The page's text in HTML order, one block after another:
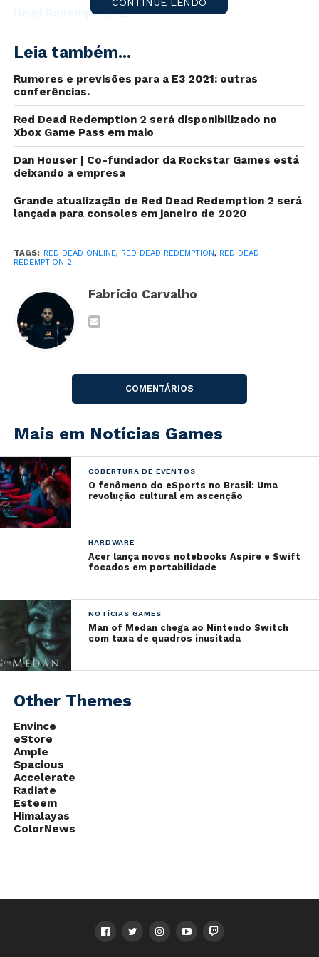
Dead Redemption 2.
Esta jogabilidade online antes estava sendo planejado
para ser disponibilizado como um modo de
multiplayer para RDR2, mas os planos mudaram e não
haverá mais free-to-play.
Todos aqueles que pagaram por RDR2 deverão pagar
um determinado preço (no caso dos EUA, U$20) para
obter o este multiplayer com a decisão de lançar Red
Dead Online fora de RDR2.
O lançamento ocorrerá no dia 1º de dezembro e
objetivo de popularizar o produto.
Serão requeridos 123GB de espaço rígido para a
instalação em todos os consoles da antiga (PS4, Xbox
One), atual geração (PS5, Xbox Series X/S) e PCs.
PlayStation Store, Xbox Live Store, Rockstar Games
Launcher, Steam e Epic Games Store.
Leia também...
Rumores e previsões para a E3 2021: outras
conferências.
Red Dead Redemption 2 será disponibilizado no
Xbox Game Pass em maio
Dan Houser | Co-fundador da Rockstar Games está
deixando a empresa
Grande atualização de Red Dead Redemption 2 será
lançada para consoles em janeiro de 2020
TAGS: RED DEAD ONLINE, RED DEAD REDEMPTION, RED DEAD
REDEMPTION 2
Fabrício Carvalho
COMENTÁRIOS
Mais em Notícias Games
COBERTURA DE EVENTOS
O fenômeno do eSports no Brasil: Uma
revolução cultural em ascenção
HARDWARE
Acer lança novos notebooks Aspire e Swift
focados em portabilidade
NOTÍCIAS GAMES
Man of Medan chega ao Nintendo Switch
com taxa de quadros inusitada
Other Themes
Envince
eStore
Ample
Spacious
Accelerate
Radiate
Esteem
Himalayas
ColorNews